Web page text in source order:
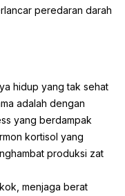
peredaran darah
hidup yang tak sehat
adalah dengan
yang berdampak
kortisol yang
produksi zat
menjaga berat